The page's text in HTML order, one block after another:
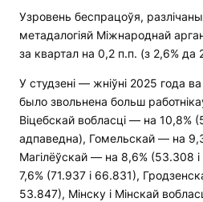
Узровень беспрацоўя,
метадалогіяй Міжнароднай
за квартал на 0,2 п.п. (з 2,6% да
У студзені — жніўні 2025 года ва
было звольнена больш
Віцебскай вобласці — на 10,8%
адпаведна), Гомельскай — на
Магілёўскай — на 8,6% (53.308
7,6% (71.937 і 66.831),
53.847), Мінску і Мінскай